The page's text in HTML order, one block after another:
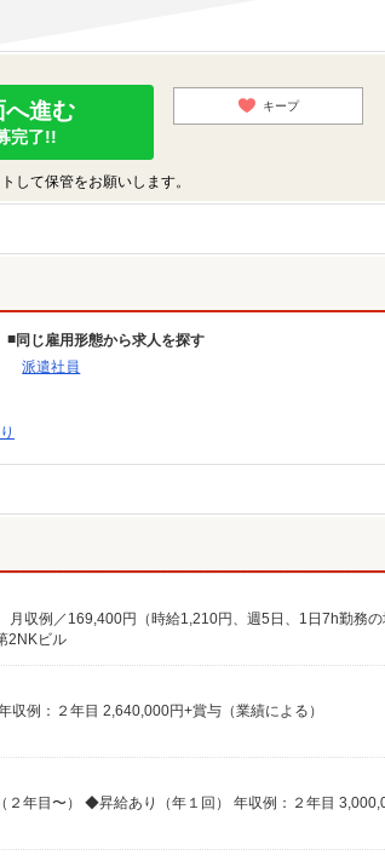
へ進む
完了!!
キープ
して保管をお願いします。
同じ雇用形態から求人を探す
派遣社員
収例／169,400円（時給1,210円、週5日、1日7h勤務の
2NKビル
例：２年目 2,640,000円+賞与（業績による）